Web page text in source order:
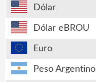
Dólar
Dólar eBROU
Euro
Peso Argentino